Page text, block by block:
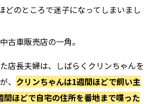
どのところで迷子になってしまいまし
古車販売店の一角。
店長夫婦は、しばらくクリンちゃんを
、 クリンちゃんは1週間ほどで飼い主
間ほどで自宅の住所を番地まで喋った